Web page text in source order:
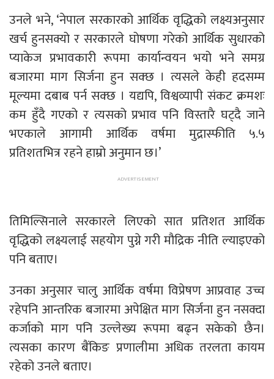
उनले भने, ‘नेपाल सरकारको आर्थिक वृद्धिको लक्ष्यअनुसार
खर्च हुनसक्यो र सरकारले घोषणा गरेको आर्थिक सुधारको
प्याकेज प्रभावकारी रूपमा कार्यान्वयन भयो भने समग्र
बजारमा माग सिर्जना हुन सक्छ । त्यसले केही हदसम्म
मूल्यमा दबाब पर्न सक्छ । यद्यपि, विश्वव्यापी संकट क्रमशः
कम हुँदै गएको र त्यसको प्रभाव पनि विस्तारै घट्दै जाने
भएकाले आगामी आर्थिक वर्षमा मुद्रास्फीति ५.५
प्रतिशतभित्र रहने हाम्रो अनुमान छ।’
तिमिल्सिनाले सरकारले लिएको सात प्रतिशत आर्थिक
वृद्धिको लक्ष्यलाई सहयोग पुग्ने गरी मौद्रिक नीति ल्याइएको
पनि बताए।
उनका अनुसार चालु आर्थिक वर्षमा विप्रेषण आप्रवाह उच्च
रहेपनि आन्तरिक बजारमा अपेक्षित माग सिर्जना हुन नसक्दा
कर्जाको माग पनि उल्लेख्य रूपमा बढ्न सकेको छैन।
त्यसका कारण बैंकिङ प्रणालीमा अधिक तरलता कायम
रहेको उनले बताए।